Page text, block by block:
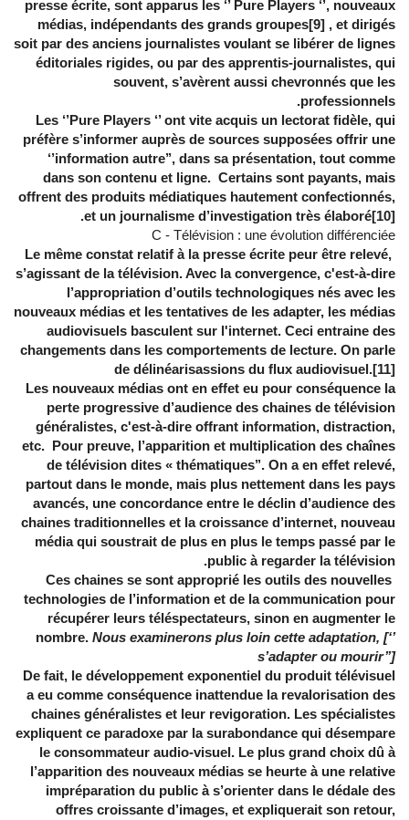
presse écrite, sont apparus les ‘’ Pure Players ‘’, nouveaux
médias, indépendants des grands groupes[9] , et dirigés
soit par des anciens journalistes voulant se libérer de lignes
éditoriales rigides, ou par des apprentis-journalistes, qui
souvent, s’avèrent aussi chevronnés que les
professionnels.
Les ‘’Pure Players ‘’ ont vite acquis un lectorat fidèle, qui
préfère s’informer auprès de sources supposées offrir une
‘’information autre’’, dans sa présentation, tout comme
dans son contenu et ligne. Certains sont payants, mais
offrent des produits médiatiques hautement confectionnés,
et un journalisme d’investigation très élaboré[10].
C - Télévision : une évolution différenciée
Le même constat relatif à la presse écrite peur être relevé,
s’agissant de la télévision. Avec la convergence, c'est-à-dire
l’appropriation d’outils technologiques nés avec les
nouveaux médias et les tentatives de les adapter, les médias
audiovisuels basculent sur l'internet. Ceci entraine des
changements dans les comportements de lecture. On parle
de délinéarisassions du flux audiovisuel.[11]
Les nouveaux médias ont en effet eu pour conséquence la
perte progressive d’audience des chaines de télévision
généralistes, c'est-à-dire offrant information, distraction,
etc. Pour preuve, l’apparition et multiplication des chaînes
de télévision dites « thématiques’’. On a en effet relevé,
partout dans le monde, mais plus nettement dans les pays
avancés, une concordance entre le déclin d’audience des
chaines traditionnelles et la croissance d’internet, nouveau
média qui soustrait de plus en plus le temps passé par le
public à regarder la télévision.
Ces chaines se sont approprié les outils des nouvelles
technologies de l’information et de la communication pour
récupérer leurs téléspectateurs, sinon en augmenter le
nombre. Nous examinerons plus loin cette adaptation, [‘’
s’adapter ou mourir’’]
De fait, le développement exponentiel du produit télévisuel
a eu comme conséquence inattendue la revalorisation des
chaines généralistes et leur revigoration. Les spécialistes
expliquent ce paradoxe par la surabondance qui désempare
le consommateur audio-visuel. Le plus grand choix dû à
l’apparition des nouveaux médias se heurte à une relative
impréparation du public à s’orienter dans le dédale des
offres croissante d’images, et expliquerait son retour,